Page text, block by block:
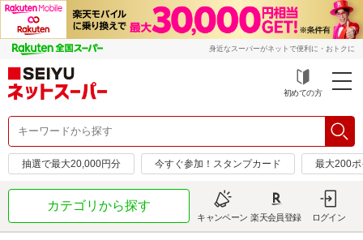
身近なスーパーがネットで便利に・おトクに
初めての方
抽選で最大20,000円分 今すぐ参加！スタンプカード 最大200
カテゴリから探す
キャンペーン 楽天会員登録 ログイン